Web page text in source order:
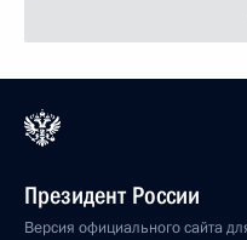
Президент России
Версия официального сайта